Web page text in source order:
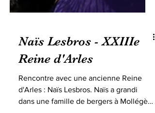
Naïs Lesbros - XXIIIe
Reine d'Arles